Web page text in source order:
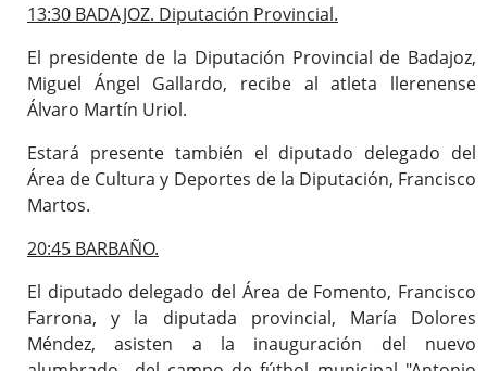
13:30 BADAJOZ. Diputación Provincial.
El presidente de la Diputación Provincial de Badajoz,
Miguel Ángel Gallardo, recibe al atleta llerenense
Álvaro Martín Uriol.
Estará presente también el diputado delegado del
Área de Cultura y Deportes de la Diputación, Francisco
Martos.
20:45 BARBAÑO.
El diputado delegado del Área de Fomento, Francisco
Farrona, y la diputada provincial, María Dolores
Méndez, asisten a la inauguración del nuevo